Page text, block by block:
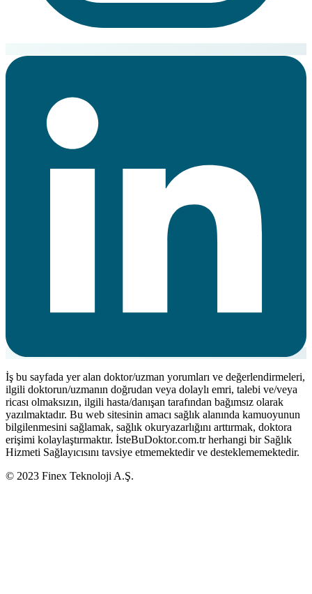
İş bu sayfada yer alan doktor/uzman yorumları ve değerlendirmeleri,
ilgili doktorun/uzmanın doğrudan veya dolaylı emri, talebi ve/veya
ricası olmaksızın, ilgili hasta/danışan tarafından bağımsız olarak
yazılmaktadır. Bu web sitesinin amacı sağlık alanında kamuoyunun
bilgilenmesini sağlamak, sağlık okuryazarlığını arttırmak, doktora
erişimi kolaylaştırmaktır. İsteBuDoktor.com.tr herhangi bir Sağlık
Hizmeti Sağlayıcısını tavsiye etmemektedir ve desteklememektedir.
© 2023 Finex Teknoloji A.Ş.